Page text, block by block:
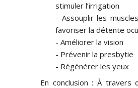
stimuler l’irrigation
Assouplir les
favoriser la détente
Améliorer la vision
Prévenir la presbytie
Régénérer les yeux
En conclusion : À travers